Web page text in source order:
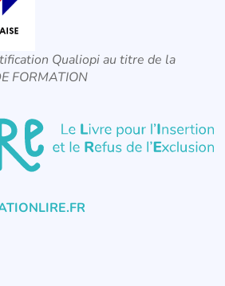
Qualiopi au titre de la
FORMATION